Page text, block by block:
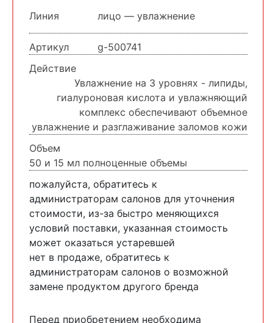
Линия лицо — увлажнение
Артикул
g-500741
Действие
Увлажнение на 3 уровнях - липиды,
гиалуроновая кислота и увлажняющий
комплекс обеспечивают объемное
увлажнение и разглаживание заломов кожи
Объем
50 и 15 мл полноценные объемы
пожалуйста, обратитесь к
администраторам салонов для уточнения
стоимости, из-за быстро меняющихся
условий поставки, указанная стоимость
может оказаться устаревшей
нет в продаже, обратитесь к
администраторам салонов о возможной
замене продуктом другого бренда
Перед приобретением необходима